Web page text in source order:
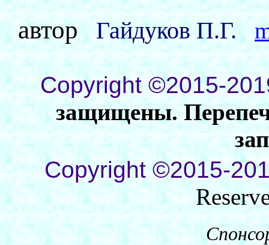
автор Гайдуков П.Г.
Copyright ©2015-
защищены.
Copyright ©2015-